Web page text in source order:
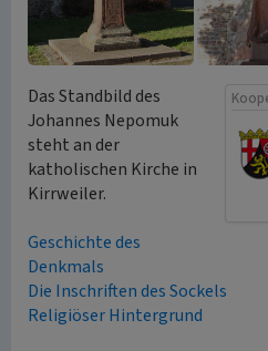
Das Standbild des
Johannes Nepomuk
steht an der
katholischen Kirche in
Kirrweiler.
Geschichte des
Denkmals
Die Inschriften des Sockels
Religiöser Hintergrund